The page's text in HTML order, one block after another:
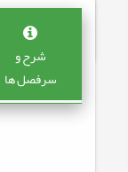
شرح و
سرفصل ها